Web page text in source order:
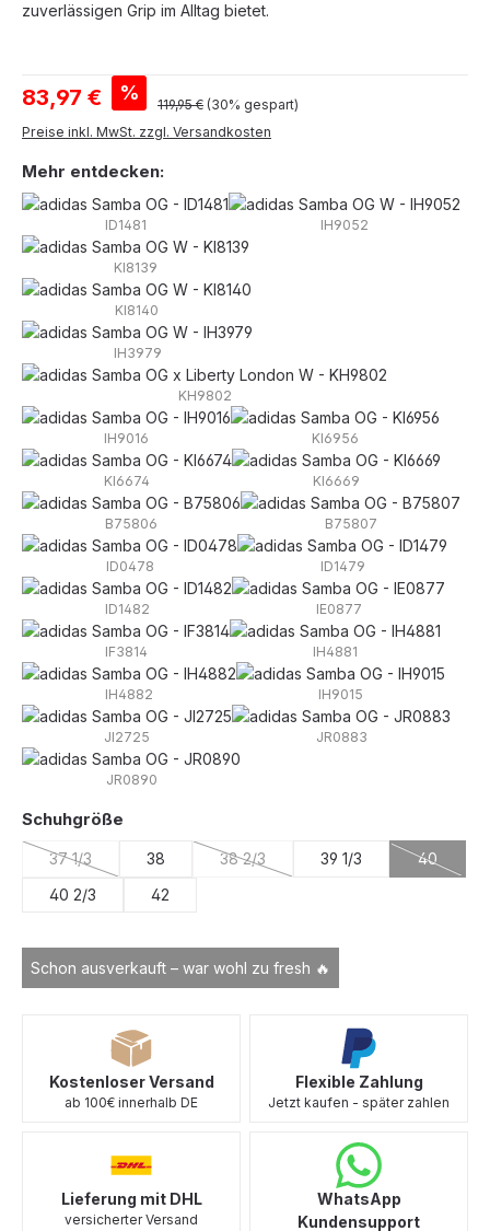
zuverlässigen Grip im Alltag bietet.
Verkaufspreis:
83,97 € % Regulärer Preis:
119,95 € (30% gespart)
Preise inkl. MwSt. zzgl. Versandkosten
Schon ausverkauft – war wohl zu fresh 🔥
Mehr entdecken:
ID1481 IH9052
KI8139
KI8140
IH3979
KH9802
IH9016 KI6956
KI6674 KI6669
B75806 B75807
ID0478 ID1479
ID1482 IE0877
IF3814 IH4881
IH4882 IH9015
JI2725 JR0883
JR0890
Schuhgröße
37 1/3
(Diese Option ist zurzeit nicht verfügbar.)
38 38 2/3
(Diese Option ist zurzeit nicht
39 1/3 40
(Diese
40 2/3 42
Kostenloser Versand
ab 100€ innerhalb DE
Flexible Zahlung
Jetzt kaufen - später zahlen
Lieferung mit DHL
versicherter Versand
WhatsApp
Kundensupport